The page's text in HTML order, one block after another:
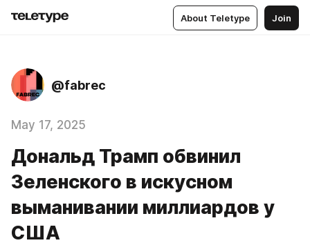
About Teletype Join
@fabrec
May 17, 2025
Дональд Трамп обвинил
Зеленского в искусном
выманивании миллиардов у
США